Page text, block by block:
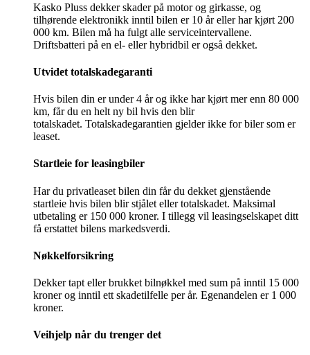
Kasko Pluss dekker skader på motor og girkasse, og
tilhørende elektronikk inntil bilen er 10 år eller har kjørt 200
000 km. Bilen må ha fulgt alle service­intervallene.
Driftsbatteri på en el- eller hybridbil er også dekket.
Utvidet total­skadegaranti
Hvis bilen din er under 4 år og ikke har kjørt mer enn 80 000
km, får du en helt ny bil hvis den blir
totalskadet. Totalskadegarantien gjelder ikke for biler som er
leaset.
Startleie for leasingbiler
Har du privatleaset bilen din får du dekket gjenstående
startleie hvis bilen blir stjålet eller totalskadet. Maksimal
utbetaling er 150 000 kroner. I tillegg vil leasingselskapet ditt
få erstattet bilens markedsverdi.
Nøkkelforsikring
Dekker tapt eller brukket bilnøkkel med sum på inntil 15 000
kroner og inntil ett skadetilfelle per år. Egenandelen er 1 000
kroner.
Veihjelp når du trenger det